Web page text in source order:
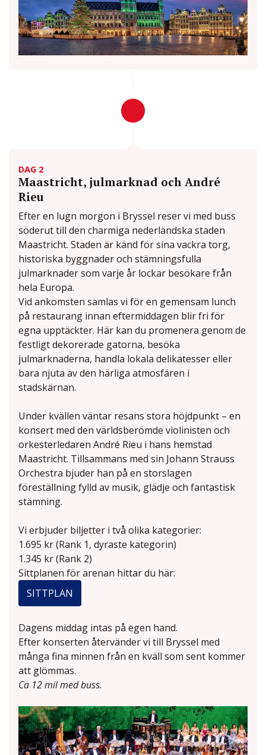
DAG 2
Maastricht, julmarknad och André
Rieu
Efter en lugn morgon i Bryssel reser vi med buss
söderut till den charmiga nederländska staden
Maastricht. Staden är känd för sina vackra torg,
historiska byggnader och stämningsfulla
julmarknader som varje år lockar besökare från
hela Europa.
Vid ankomsten samlas vi för en gemensam lunch
på restaurang innan eftermiddagen blir fri för
egna upptäckter. Här kan du promenera genom de
festligt dekorerade gatorna, besöka
julmarknaderna, handla lokala delikatesser eller
bara njuta av den härliga atmosfären i
stadskärnan.
Under kvällen väntar resans stora höjdpunkt – en
konsert med den världsberömde violinisten och
orkesterledaren André Rieu i hans hemstad
Maastricht. Tillsammans med sin Johann Strauss
Orchestra bjuder han på en storslagen
föreställning fylld av musik, glädje och fantastisk
stämning.
Vi erbjuder biljetter i två olika kategorier:
1.695 kr (Rank 1, dyraste kategorin)
1.345 kr (Rank 2)
Sittplanen för arenan hittar du här:
SITTPLAN
Dagens middag intas på egen hand.
Efter konserten återvänder vi till Bryssel med
många fina minnen från en kväll som sent kommer
att glömmas.
Ca 12 mil med buss.